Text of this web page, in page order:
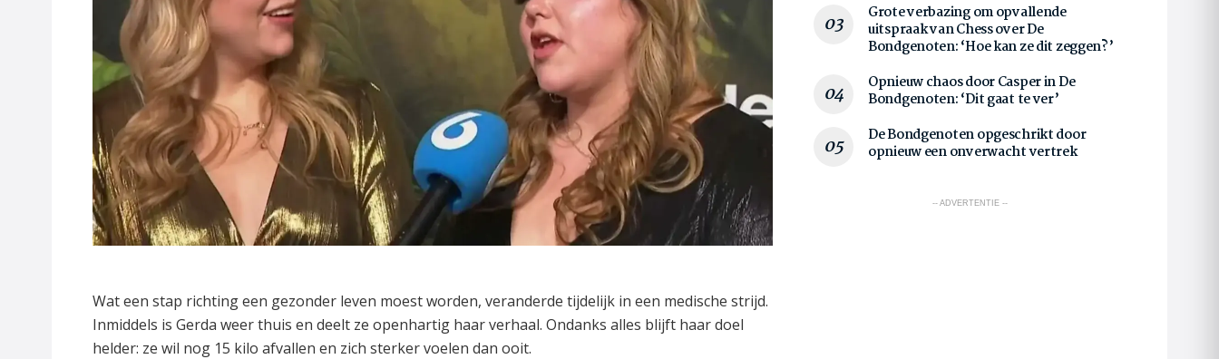
Wat een stap richting een gezonder leven moest worden, veranderde tijdelijk in een medische strijd.
Inmiddels is Gerda weer thuis en deelt ze openhartig haar verhaal. Ondanks alles blijft haar doel
helder: ze wil nog 15 kilo afvallen en zich sterker voelen dan ooit.
Grote verbazing om opvallende
uitspraak van Chess over De
Bondgenoten: ‘Hoe kan ze dit zeggen?’
Opnieuw chaos door Casper in De
Bondgenoten: ‘Dit gaat te ver’
De Bondgenoten opgeschrikt door
opnieuw een onverwacht vertrek
-- ADVERTENTIE --